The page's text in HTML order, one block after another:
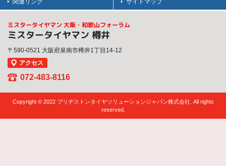
関連リンク サイトマップ
ミスタータイヤマン 大阪・和歌山フォーラム
ミスタータイヤマン 樽井
〒590-0521 大阪府泉南市樽井1丁目14-12
アクセス
072-483-8116
Copyright © 2022 ブリヂストンタイヤソリューションジャパン株式会社. All rights
reserved.